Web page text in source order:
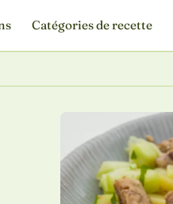
Catégories de recette